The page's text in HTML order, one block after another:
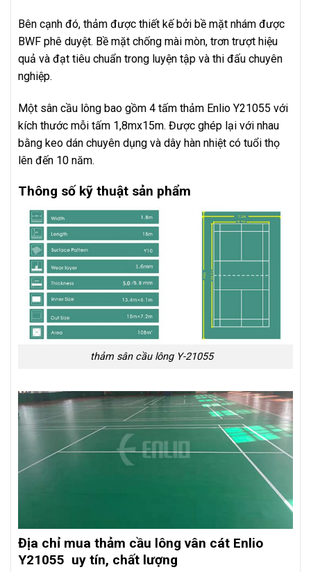
Bên cạnh đó, thảm được thiết kế bởi bề mặt nhám được
BWF phê duyệt. Bề mặt chống mài mòn, trơn trượt hiệu
quả và đạt tiêu chuẩn trong luyện tập và thi đấu chuyên
nghiệp.
Một sân cầu lông bao gồm 4 tấm thảm Enlio Y21055 với
kích thước mỗi tấm 1,8mx15m. Được ghép lại với nhau
bằng keo dán chuyên dụng và dây hàn nhiệt có tuổi thọ
lên đến 10 năm.
Thông số kỹ thuật sản phẩm
thảm sân cầu lông Y-21055
Địa chỉ mua thảm cầu lông vân cát Enlio
Y21055 uy tín, chất lượng